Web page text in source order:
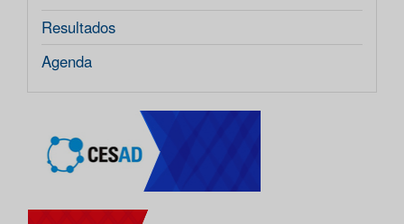
Resultados
Agenda